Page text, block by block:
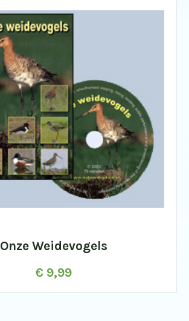
Onze Weidevogels
€ 9,99